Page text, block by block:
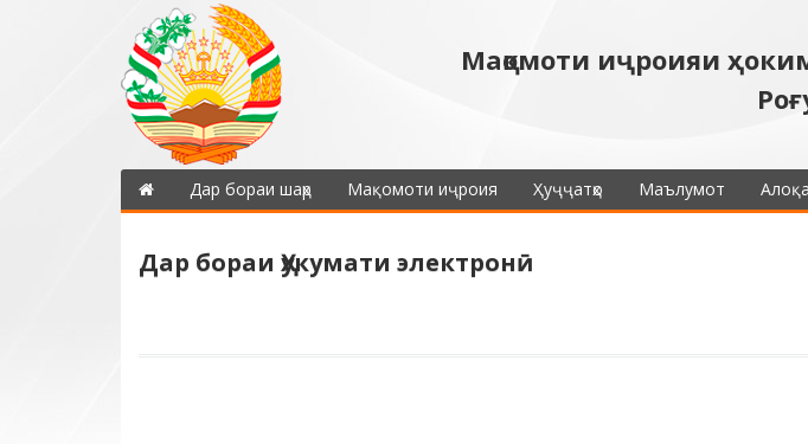
Мақомоти иҷроияи
Дар бораи шаҳр Мақомоти иҷроия Ҳуҷҷатҳо Маълумот Алоқа
Дар бораи Ҳукумати электронӣ